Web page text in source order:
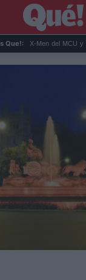
Que!:del MCU y Hea...